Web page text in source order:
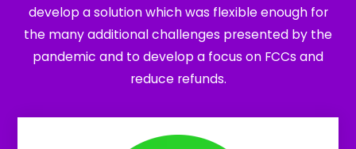
develop a solution which was flexible enough for
the many additional challenges presented by the
pandemic and to develop a focus on FCCs and
reduce refunds.